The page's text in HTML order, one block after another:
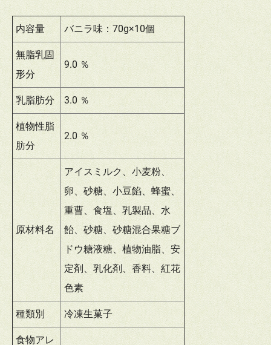
内容量 バニラ味：70g×10個
無脂乳固
形分
9.0 ％
乳脂肪分 3.0 ％
植物性脂
肪分
2.0 ％
原材料名
アイスミルク、小麦粉、
卵、砂糖、小豆餡、蜂蜜、
重曹、食塩、乳製品、水
飴、砂糖、砂糖混合果糖ブ
ドウ糖液糖、植物油脂、安
定剤、乳化剤、香料、紅花
色素
種類別 冷凍生菓子
食物アレ